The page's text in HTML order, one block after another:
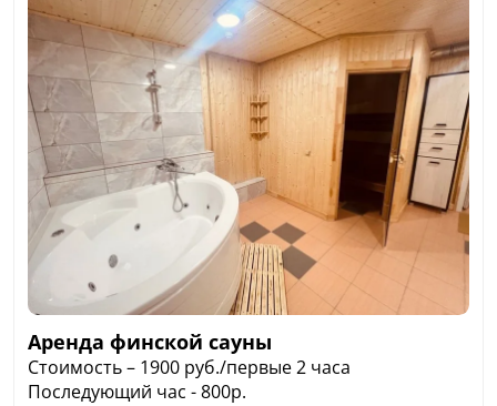
ПРЕДОПЛАТЕ 50%.
Аренда финской сауны
Стоимость – 1900 руб./первые 2 часа
Последующий час - 800р.